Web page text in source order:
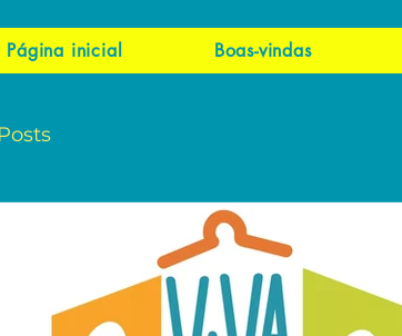
Página inicial Boas-vindas